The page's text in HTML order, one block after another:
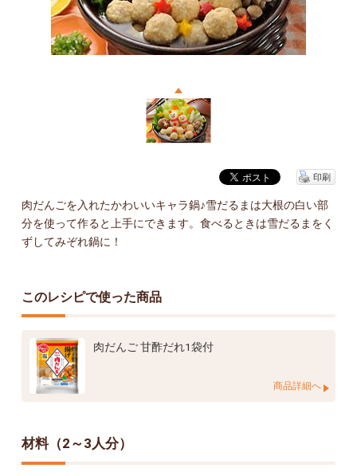
印刷
肉だんごを入れたかわいいキャラ鍋♪雪だるまは大根の白い部
分を使って作ると上手にできます。食べるときは雪だるまをく
ずしてみぞれ鍋に！
このレシピで使った商品
肉だんご 甘酢だれ1袋付
商品詳細へ
材料（2～3人分）